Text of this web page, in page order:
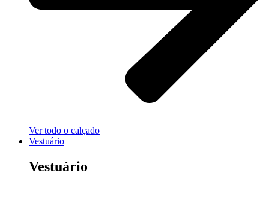
Ver todo o calçado
Vestuário
Vestuário